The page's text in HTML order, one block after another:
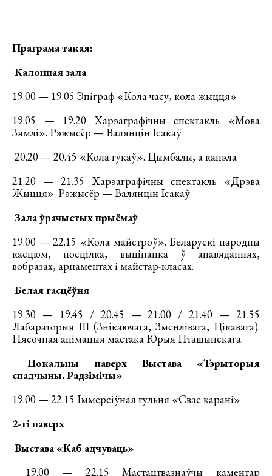
Праграма такая:
Калонная зала
19.00 — 19.05 Эпіграф «Кола часу, кола жыцця»
19.05 — 19.20 Харэаграфічны спектакль «Мова
Зямлі». Рэжысёр — Валянцін Ісакаў
20.20 — 20.45 «Кола гукаў». Цымбалы, а капэла
21.20 — 21.35 Харэаграфічны спектакль «Дрэва
Жыцця». Рэжысёр — Валянцін Ісакаў
Зала ўрачыстых прыёмаў
19.00 — 22.15 «Кола майстроў». Беларускі народны
касцюм, посцілка, выцінанка ў апавяданнях,
вобразах, арнаментах і майстар-класах.
Белая гасцёўня
19.30 — 19.45 / 20.45 — 21.00 / 21.40 — 21.55
Лабараторыя ІІІ (Знікаючага, Зменлівага, Цікавага).
Пясочная анімацыя мастака Юрыя Пташынскага.
Цокальны паверх Выстава «Тэрыторыя
спадчыны. Радзімічы»
19.00 — 22.15 Іммерсіўная гульня «Свае карані»
2-гі паверх
Выстава «Каб адчуваць»
19.00 — 22.15 Мастацтвазнаўчы каментар